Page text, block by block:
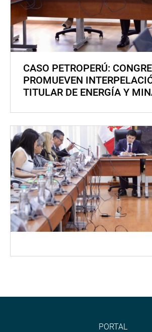
CASO PETROPERÚ:
PROMUEVEN
TITULAR DE ENERGÍA Y
PORTAL